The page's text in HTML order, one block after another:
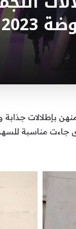
جذابة
جاءت مناسبة